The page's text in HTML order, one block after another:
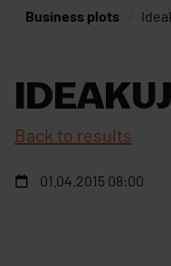
Business plots
Back to results
01.04.2015 08:00